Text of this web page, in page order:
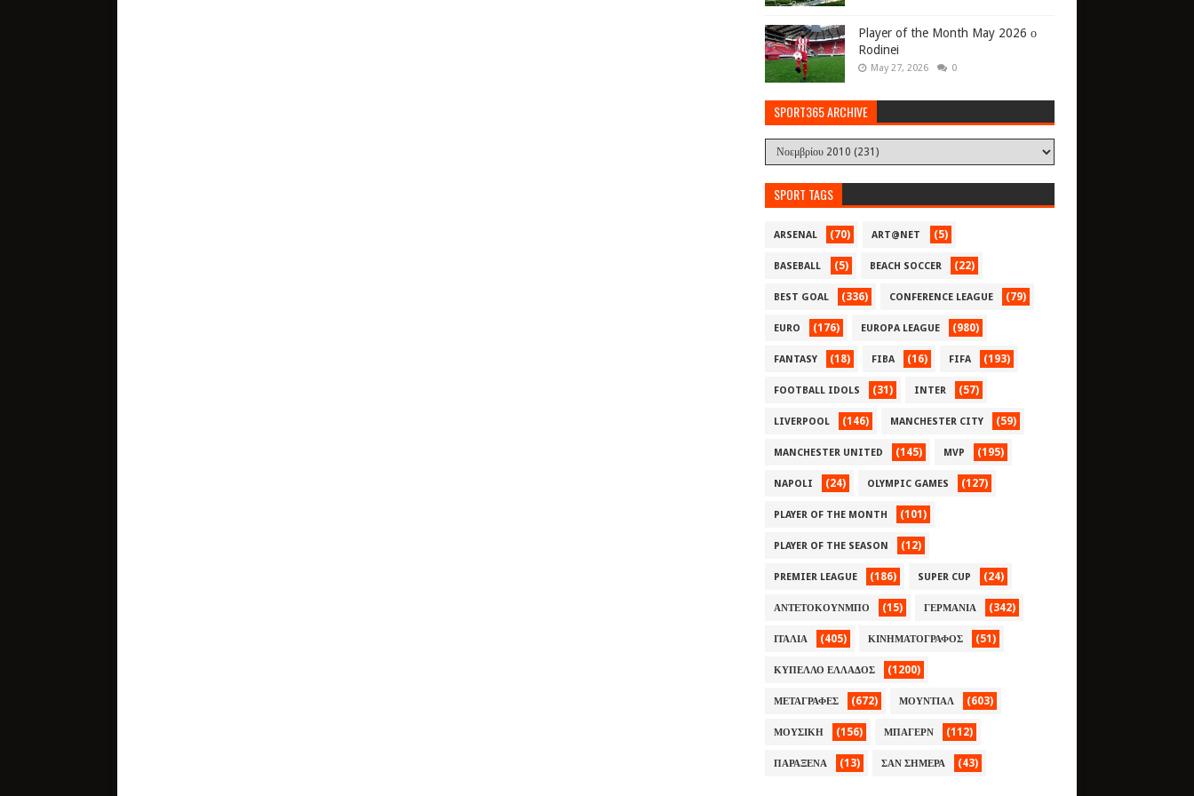
Player of the Month May 2026 ο
Rodinei
May 27, 2026 0
SPORT365 ARCHIVE
SPORT TAGS
ARSENAL (70) ART@NET (5)
BASEBALL (5) BEACH SOCCER (22)
BEST GOAL (336) CONFERENCE LEAGUE (79)
EURO (176) EUROPA LEAGUE (980)
FANTASY (18) FIBA (16) FIFA (193)
FOOTBALL IDOLS (31) INTER (57)
LIVERPOOL (146) MANCHESTER CITY (59)
MANCHESTER UNITED (145) MVP (195)
NAPOLI (24) OLYMPIC GAMES (127)
PLAYER OF THE MONTH (101)
PLAYER OF THE SEASON (12)
PREMIER LEAGUE (186) SUPER CUP (24)
ΑΝΤΕΤΟΚΟΥΝΜΠΟ (15) ΓΕΡΜΑΝΙΑ (342)
ΙΤΑΛΙΑ (405) ΚΙΝΗΜΑΤΟΓΡΑΦΟΣ (51)
ΚΥΠΕΛΛΟ ΕΛΛΑΔΟΣ (1200)
ΜΕΤΑΓΡΑΦΕΣ (672) ΜΟΥΝΤΙΑΛ (603)
ΜΟΥΣΙΚΗ (156) ΜΠΑΓΕΡΝ (112)
ΠΑΡΑΞΕΝΑ (13) ΣΑΝ ΣΗΜΕΡΑ (43)